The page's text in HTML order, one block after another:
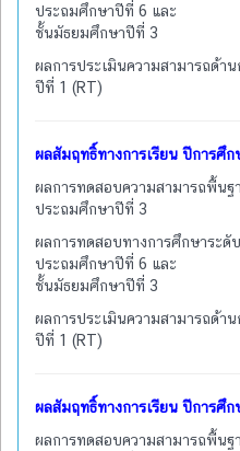
ประถมศึกษาปีที่ 6 และ
ชั้นมัธยมศึกษาปีที่ 3
ผลการประเมินความสามารถด้า
ปีที่ 1 (RT)
ผลสัมฤทธิ์ทางการเรียน ปีการศึก
ผลการทดสอบความสามารถพื้นฐ
ประถมศึกษาปีที่ 3
ผลการทดสอบทางการศึกษาระ
ประถมศึกษาปีที่ 6 และ
ชั้นมัธยมศึกษาปีที่ 3
ผลการประเมินความสามารถด้า
ปีที่ 1 (RT)
ผลสัมฤทธิ์ทางการเรียน ปีการศึก
ผลการทดสอบความสามารถพื้นฐ